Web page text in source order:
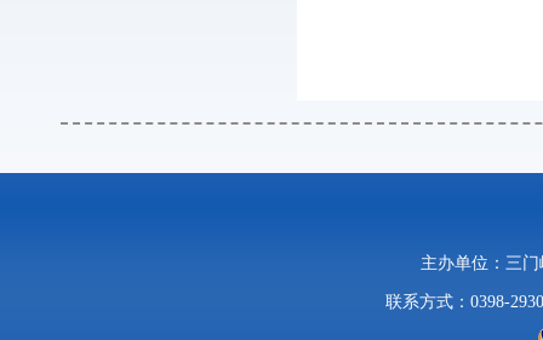
主办单位：三
联系方式：0398-